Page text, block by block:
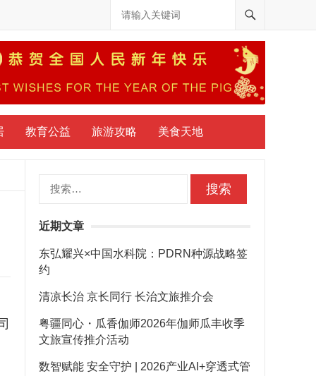
教育公益 旅游攻略 美食天地
近期文章
东弘耀兴×中国水科院：PDRN种源战略签
约
清凉长治 京长同行 长治文旅推介会
粤疆同心・瓜香伽师2026年伽师瓜丰收季
文旅宣传推介活动
数智赋能 安全守护 | 2026产业AI+穿透式管